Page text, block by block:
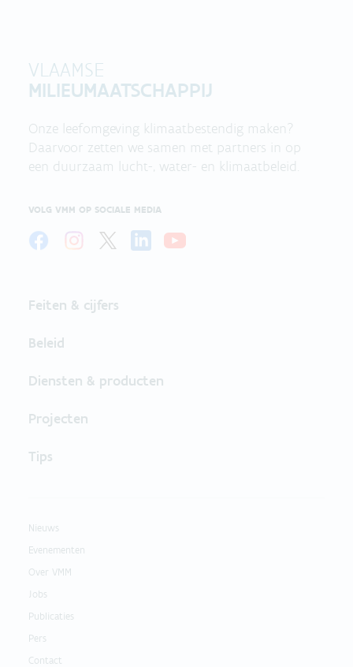
VLAAMSE
MILIEUMAATSCHAPPIJ
Onze leefomgeving klimaatbestendig maken?
Daarvoor zetten we samen met partners in op
een duurzaam lucht-, water- en klimaatbeleid.
VOLG VMM OP SOCIALE MEDIA
Feiten & cijfers
Beleid
Diensten & producten
Projecten
Tips
Nieuws
Evenementen
Over VMM
Jobs
Publicaties
Pers
Contact